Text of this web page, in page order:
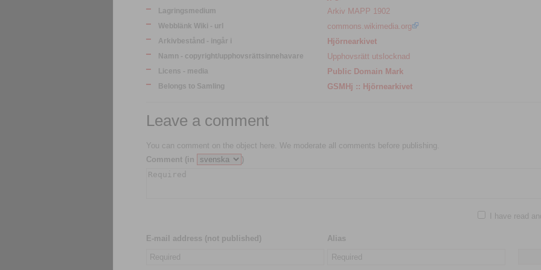
Lagringsmedium Arkiv MAPP 1902
Webblänk Wiki - url commons.wikimedia.org
Arkivbestånd - ingår i Hjörnearkivet
Namn - copyright/upphovsrättsinnehavare Upphovsrätt utslocknad
Licens - media Public Domain Mark
Belongs to Samling GSMHj :: Hjörnearkivet
Leave a comment
You can comment on the object here. We moderate all comments before publishing.
Comment (in
)
I have read
E-mail address (not published) Alias